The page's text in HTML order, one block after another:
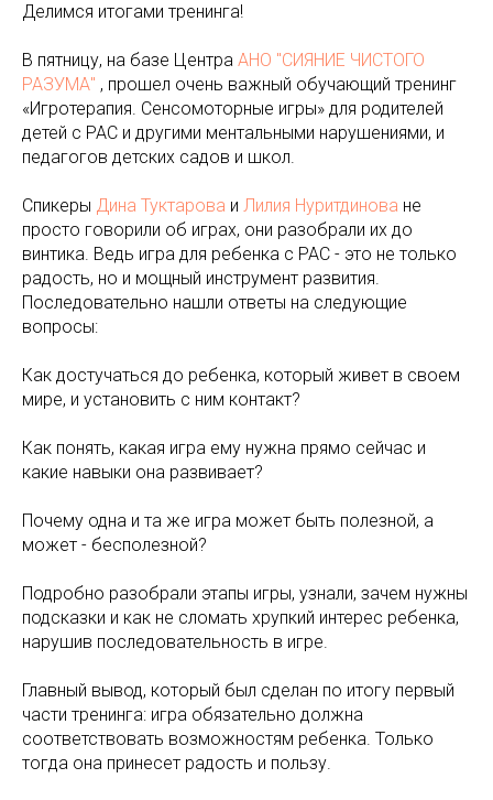
Делимся итогами тренинга!
В пятницу, на базе Центра АНО "СИЯНИЕ ЧИСТОГО
РАЗУМА" , прошел очень важный обучающий тренинг
«Игротерапия. Сенсомоторные игры» для родителей
детей с РАС и другими ментальными нарушениями, и
педагогов детских садов и школ.
Спикеры Дина Туктарова и Лилия Нуритдинова не
просто говорили об играх, они разобрали их до
винтика. Ведь игра для ребенка с РАС - это не только
радость, но и мощный инструмент развития.
Последовательно нашли ответы на следующие
вопросы:
Как достучаться до ребенка, который живет в своем
мире, и установить с ним контакт?
Как понять, какая игра ему нужна прямо сейчас и
какие навыки она развивает?
Почему одна и та же игра может быть полезной, а
может - бесполезной?
Подробно разобрали этапы игры, узнали, зачем нужны
подсказки и как не сломать хрупкий интерес ребенка,
нарушив последовательность в игре.
Главный вывод, который был сделан по итогу первый
части тренинга: игра обязательно должна
соответствовать возможностям ребенка. Только
тогда она принесет радость и пользу.